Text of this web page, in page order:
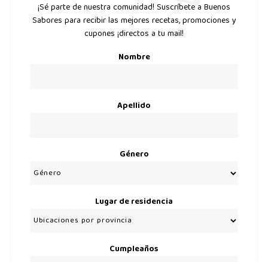
¡Sé parte de nuestra comunidad! Suscríbete a Buenos
Sabores para recibir las mejores recetas, promociones y
cupones ¡directos a tu mail!
Nombre
Apellido
Género
Lugar de residencia
Cumpleaños